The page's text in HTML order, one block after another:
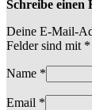
Schreibe einen
Deine E-Mail-
Felder sind mit *
Name *
Email *